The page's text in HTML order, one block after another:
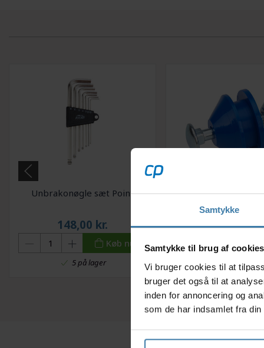
Samtykke
Samtykke til brug af cookies
Vi bruger cookies til at
bruger det også til at
inden for annoncering og
som de har indsamlet fra
Unbrakonøgle sæt Point
148,00 kr.
Køb nu
5 på lager
Kædeholder
59,00kr.
+10 på lager